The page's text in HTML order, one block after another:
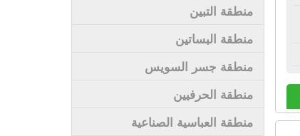
منطقة التبين
منطقة البساتين
منطقة جسر السويس
منطقة الحرفيين
منطقة العباسية الصناعية